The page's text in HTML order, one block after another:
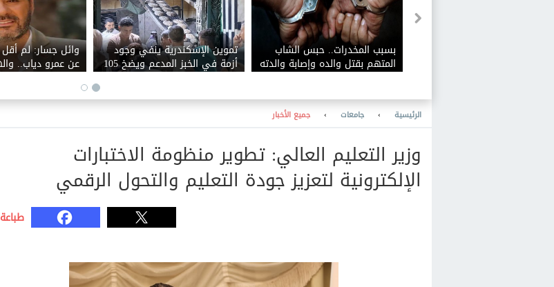
بسبب المخدرات.. حبس الشاب
المتهم بقتل والده وإصابة والدته
وشقيقه في الإسكندرية
تموين الإسكندرية ينفي وجود
أزمة في الخبز المدعم ويضخ 105
آلاف رغيف إضافي
اللواء إبراهيم عثمان: أمن الممرات
البحرية سيدخل ضمن من الأمن
الرئيسية › جامعات › جميع الأخبار
وزير التعليم العالي: تطوير منظومة الاختبارات
الإلكترونية لتعزيز جودة التعليم والتحول الرقمي
طباعة